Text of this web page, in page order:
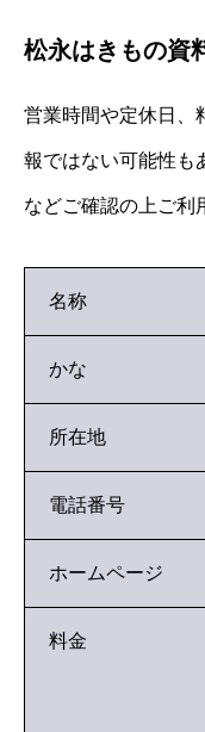
松永はきもの資
営業時間や定休日、
報ではない可能性も
などご確認の上ご利
名称
かな
所在地
電話番号
ホームページ
料金